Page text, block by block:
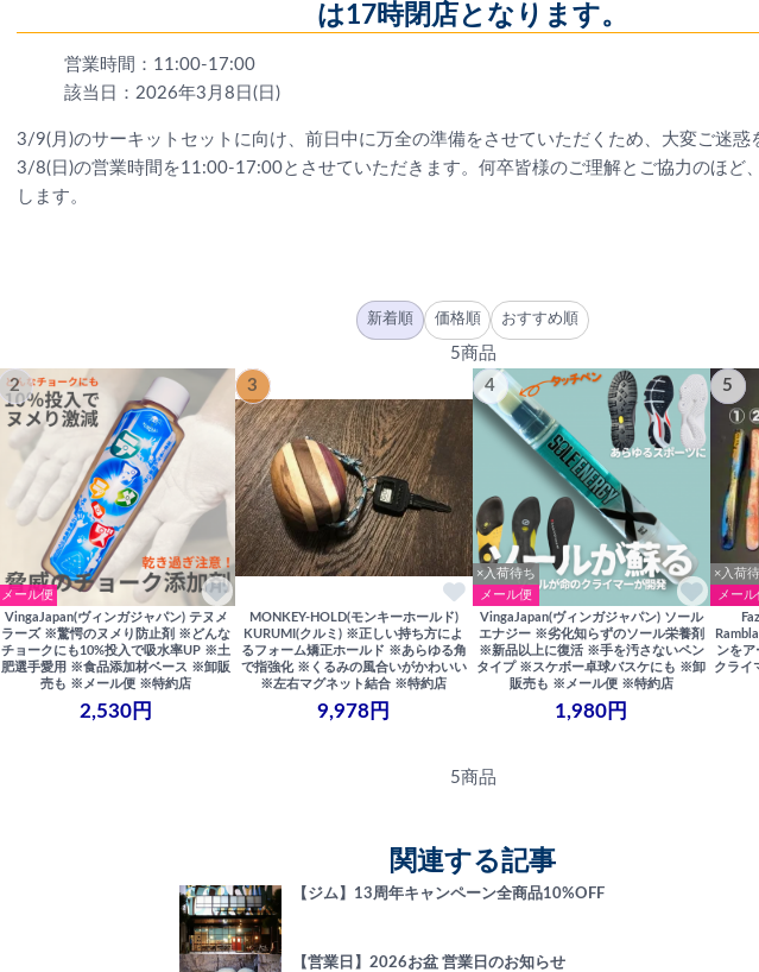
は17時閉店となります。
営業時間：11:00-17:00
該当日：2026年3月8日(日)
3/9(月)のサーキットセットに向け、前日中に万全の準備をさせていただくため、大変ご迷惑
3/8(日)の営業時間を11:00-17:00とさせていただきます。何卒皆様のご理解とご協力のほど
します。
新着順 価格順 おすすめ順
5商品
2
メール便
VingaJapan(ヴィンガジャパン) テヌメ
ラーズ ※驚愕のヌメり防止剤 ※どんな
チョークにも10%投入で吸水率UP ※土
肥選手愛用 ※食品添加材ベース ※卸販
売も ※メール便 ※特約店
2,530円
3
MONKEY-HOLD(モンキーホールド)
KURUMI(クルミ) ※正しい持ち方によ
るフォーム矯正ホールド ※あらゆる角
で指強化 ※くるみの風合いがかわいい
※左右マグネット結合 ※特約店
9,978円
4
×入荷待ち
メール便
VingaJapan(ヴィンガジャパン) ソール
エナジー ※劣化知らずのソール栄養剤
※新品以上に復活 ※手を汚さないペン
タイプ ※スケボー卓球バスケにも ※卸
販売も ※メール便 ※特約店
1,980円
5
×入荷
メール
ンを
クライ
5商品
関連する記事
【ジム】13周年キャンペーン全商品10%OFF
【営業日】2026お盆 営業日のお知らせ